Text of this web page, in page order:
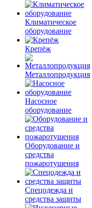
Климатическое
оборудование
Крепёж
Металлопродукция
Насосное
оборудование
Оборудование и
средства
пожаротушения
Спецодежда и
средства защиты